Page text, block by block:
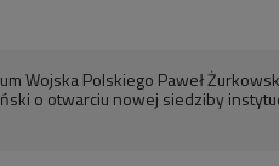
Wojska Polskiego Paweł
o otwarciu nowej siedziby